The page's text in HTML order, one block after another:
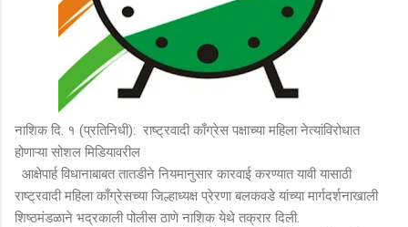
नाशिक दि. १ (प्रतिनिधी): राष्ट्रवादी काँग्रेस पक्षाच्या महिला नेत्यांविरोधात
होणाऱ्या सोशल मिडियावरील
आक्षेपार्ह विधानाबाबत तातडीने नियमानुसार कारवाई करण्यात यावी यासाठी
राष्ट्रवादी महिला काँग्रेसच्या जिल्हाध्यक्ष प्रेरणा बलकवडे यांच्या मार्गदर्शनाखाली
शिष्ठमंडळाने भद्रकाली पोलीस ठाणे नाशिक येथे तक्रार दिली.